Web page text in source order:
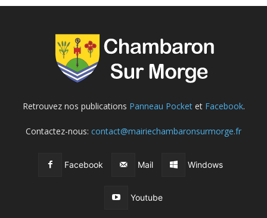
Retrouvez nos publications Panneau Pocketet Facebook.
Contactez-nous: contact@mairiechambaronsurmorge.fr
Facebook Mail Windows
Youtube